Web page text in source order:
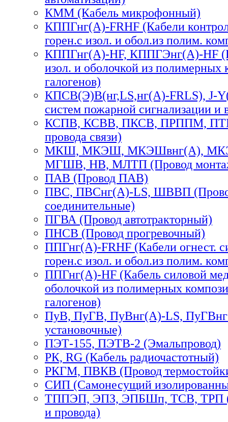
КММ (Кабель микрофонный)
КППГнг(А)-FRHF (Кабели
горен.с изол. и обол.из полим.
КППГнг(А)-HF, КППГЭнг(А)-HF
изол. и оболочкой из полимерных
галогенов)
КПСВ(Э)В(нг,LS,нг(А)-FRLS), J-
систем пожарной сигнализации и
КСПВ, КСВВ, ПКСВ, ПРППМ,
провода связи)
МКШ, МКЭШ, МКЭШвнг(А),
МГШВ, НВ, МЛТП (Провод
ПАВ (Провод ПАВ)
ПВС, ПВСнг(А)-LS, ШВВП
соединительные)
ПГВА (Провод автотракторный)
ПНСВ (Провод прогревочный)
ППГнг(А)-FRHF (Кабели огнест.
горен.с изол. и обол.из полим.
ППГнг(А)-HF (Кабель силовой
оболочкой из полимерных
галогенов)
ПуВ, ПуГВ, ПуВнг(А)-LS,
установочные)
ПЭТ-155, ПЭТВ-2 (Эмальпровод)
РК, RG (Кабель радиочастотный)
РКГМ, ПВКВ (Провод
СИП (Самонесущий
ТППЭП, ЭПЗ, ЭПБШп, ТСВ, ТРП
и провода)